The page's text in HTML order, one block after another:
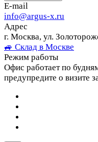
E-mail
info@argus-x.ru
Адрес
г. Москва, ул.
🚙 Склад в Москве
Режим работы
Офис работает по
предупредите о визите